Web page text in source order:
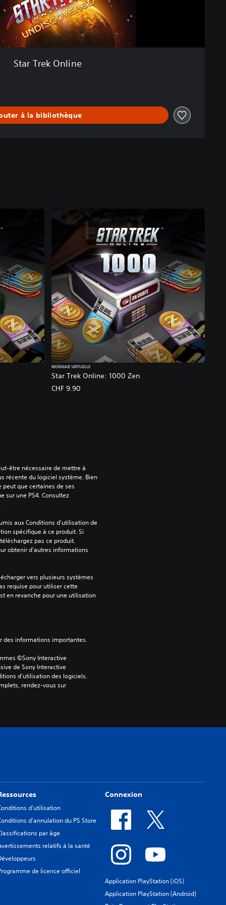
Star Trek Online
à la bibliothèque
Star Trek Online: 1000 Zen
MONNAIE VIRTUELLE
CHF 9.90
être nécessaire de mettre à
récente du logiciel système. Bien
peut que certaines de ses
sur une PS4. Consultez
aux Conditions d'utilisation de
spécifique à ce produit. Si
pas ce produit.
obtenir d'autres informations
vers plusieurs systèmes
requise pour utiliser cette
en revanche pour une utilisation
des informations importantes.
©Sony Interactive
de Sony Interactive
d’utilisation des logiciels.
rendez-vous sur
d'utilisation
d'annulation du PS Store
par âge
relatifs à la santé
de licence officiel
Connexion
Application PlayStation (iOS)
Application PlayStation (Android)